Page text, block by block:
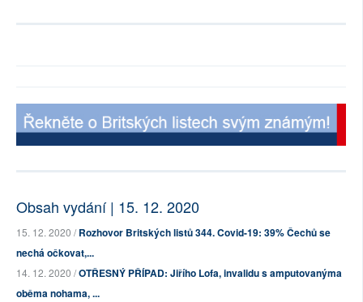
Obsah vydání | 15. 12. 2020
15. 12. 2020 /Rozhovor Britských listů 344. Covid-19: 39% Čechů se
nechá očkovat,...
14. 12. 2020 /OTŘESNÝ PŘÍPAD: Jiřího Lofa, invalidu s amputovanýma
oběma nohama, ...